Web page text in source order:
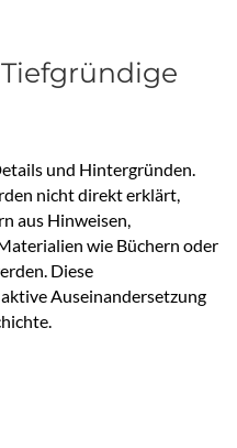
und Hintergründen.
nicht direkt erklärt,
aus Hinweisen,
wie Büchern oder
Diese
Auseinandersetzung